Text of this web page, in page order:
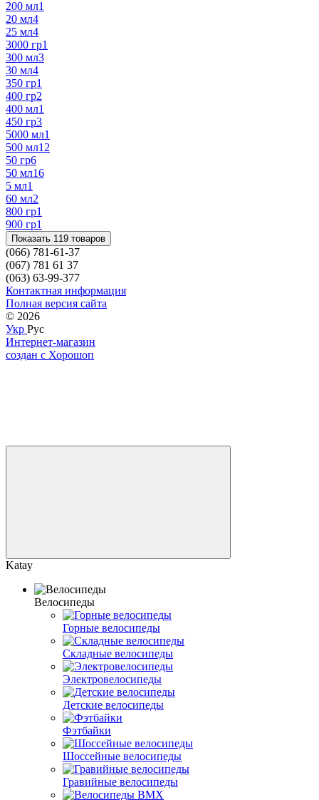
200 мл1
20 мл4
25 мл4
3000 гр1
300 мл3
30 мл4
350 гр1
400 гр2
400 мл1
450 гр3
5000 мл1
500 мл12
50 гр6
50 мл16
5 мл1
60 мл2
800 гр1
900 гр1
Показать 119 товаров
(066) 781-61-37
(067) 781 61 37
(063) 63-99-377
Контактная информация
Полная версия сайта
© 2026
Укр Рус
Интернет-магазин
создан с Хорошоп
Katay
Велосипеды
Горные велосипеды
Складные велосипеды
Электровелосипеды
Детские велосипеды
Фэтбайки
Шоссейные велосипеды
Гравийные велосипеды